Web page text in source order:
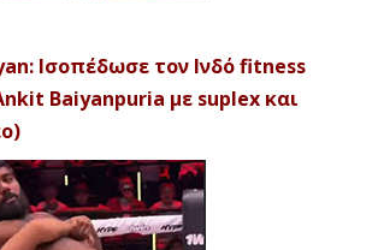
Ισοπέδωσε τον Ινδό fitness
Baiyanpuria με suplex και